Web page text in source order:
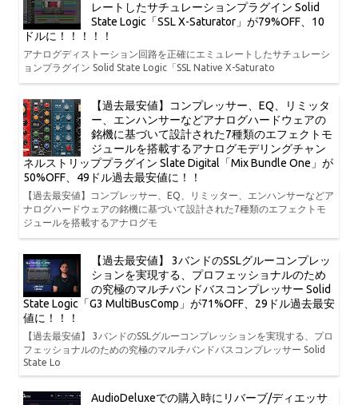
レートしたサチュレーションプラグイン Solid
State Logic「SSL X-Saturator」が79%OFF、10
ドルに！！！！！
アナログディストーション回路を正確にエミュレートしたサチュレーシ
ョンプラグイン Solid State Logic「SSL Native X-Saturato
【過去最安値】コンプレッサー、EQ、リミッタ
ー、エンハンサーなどアナログハードウェアの
銘機に基づいて設計された7種類のエフェクトモ
ジュールを搭載するアナログモデリングチャン
ネルストリッププラグイン Slate Digital「Mix Bundle One」が
50%OFF、49ドル過去最安値に！！
【過去最安値】コンプレッサー、EQ、リミッター、エンハンサーなどア
ナログハードウェアの銘機に基づいて設計された7種類のエフェクトモ
ジュールを搭載するアナログモ
【過去最安値】 3バンドのSSLグルーコンプレッ
ションを実現する、プロフェッショナルのため
の究極のマルチバンドバスコンプレッサー Solid
State Logic「G3 MultiBusComp」が71%OFF、29ドル過去最安
値に！！！
【過去最安値】 3バンドのSSLグルーコンプレッションを実現する、プロ
フェッショナルのための究極のマルチバンドバスコンプレッサー Solid
State Lo
AudioDeluxeでの購入時にリバーブ/ディエッサ